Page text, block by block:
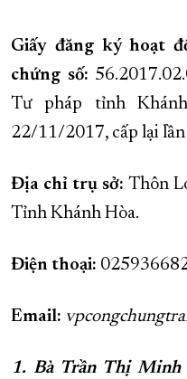
XÂY DỰNG KHÁNH HÒA
ĐẠI HỘI ĐẢNG CÁC CẤP
Giấy đăng ký hoạt
chứng số:
Tư pháp tỉnh
22/11/2017, cấp lại
Địa chỉ trụ sở: Thôn
Tỉnh Khánh Hòa.
Điện thoại:
Email:
1. Bà Trần Thị Minh